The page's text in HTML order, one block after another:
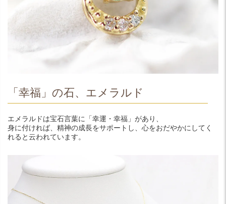
「幸福」の石、エメラルド
エメラルドは宝石言葉に「幸運・幸福」があり、
身に付ければ、精神の成長をサポートし、心をおだやかにしてく
れると云われています。